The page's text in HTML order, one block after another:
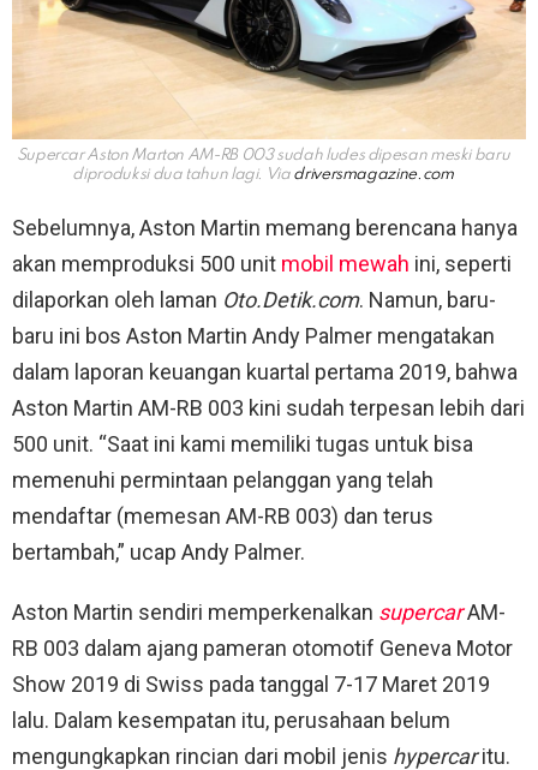
Supercar Aston Marton AM-RB 003 sudah ludes dipesan meski baru
diproduksi dua tahun lagi. Via driversmagazine.com
Sebelumnya, Aston Martin memang berencana hanya
akan memproduksi 500 unit mobil mewah ini, seperti
dilaporkan oleh laman Oto.Detik.com. Namun, baru-
baru ini bos Aston Martin Andy Palmer mengatakan
dalam laporan keuangan kuartal pertama 2019, bahwa
Aston Martin AM-RB 003 kini sudah terpesan lebih dari
500 unit. “Saat ini kami memiliki tugas untuk bisa
memenuhi permintaan pelanggan yang telah
mendaftar (memesan AM-RB 003) dan terus
bertambah,” ucap Andy Palmer.
Aston Martin sendiri memperkenalkan supercarAM-
RB 003 dalam ajang pameran otomotif Geneva Motor
Show 2019 di Swiss pada tanggal 7-17 Maret 2019
lalu. Dalam kesempatan itu, perusahaan belum
mengungkapkan rincian dari mobil jenis hypercaritu.